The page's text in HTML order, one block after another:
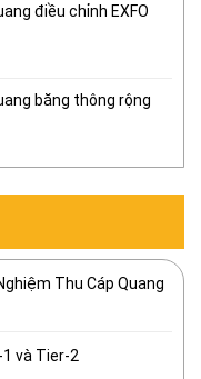
điều chỉnh EXFO
băng thông rộng
Thu Cáp Quang
và Tier-2